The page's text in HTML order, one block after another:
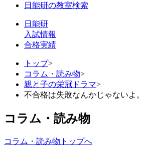
日能研の教室検索
日能研
入試情報
合格実績
トップ>
コラム・読み物>
親と子の栄冠ドラマ>
不合格は失敗なんかじゃないよ。
コラム・読み物
コラム・読み物トップへ